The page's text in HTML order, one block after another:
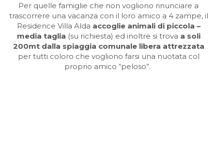
Per quelle famiglie che non vogliono rinunciare a
trascorrere una vacanza con il loro amico a 4 zampe, il
Residence Villa Alda accoglie animali di piccola –
media taglia (su richiesta) ed inoltre si trova a soli
200mt dalla spiaggia comunale libera attrezzata
per tutti coloro che vogliono farsi una nuotata col
proprio amico “peloso”.